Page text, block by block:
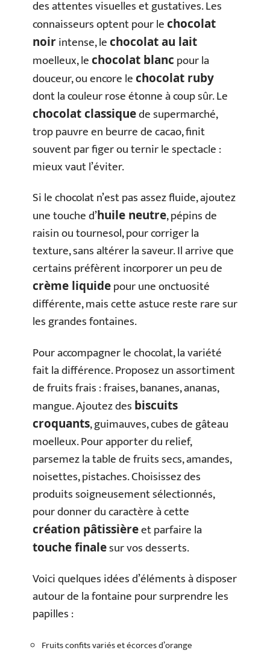
des attentes visuelles et gustatives. Les
connaisseurs optent pour lechocolat
noirintense, lechocolat au lait
moelleux, lechocolat blanc pour la
douceur, ou encore lechocolat ruby
dont la couleur rose étonne à coup sûr. Le
chocolat classiquede supermarché,
trop pauvre en beurre de cacao, finit
souvent par figer ou ternir le spectacle :
mieux vaut l’éviter.
Si le chocolat n’est pas assez fluide, ajoutez
une touche d’huile neutre, pépins de
raisin ou tournesol, pour corriger la
texture, sans altérer la saveur. Il arrive que
certains préfèrent incorporer un peu de
crème liquidepour une onctuosité
différente, mais cette astuce reste rare sur
les grandes fontaines.
Pour accompagner le chocolat, la variété
fait la différence. Proposez un assortiment
de fruits frais : fraises, bananes, ananas,
mangue. Ajoutez des biscuits
croquants, guimauves, cubes de gâteau
moelleux. Pour apporter du relief,
parsemez la table de fruits secs, amandes,
noisettes, pistaches. Choisissez des
produits soigneusement sélectionnés,
pour donner du caractère à cette
création pâtissièreet parfaire la
touche finalesur vos desserts.
Voici quelques idées d’éléments à disposer
autour de la fontaine pour surprendre les
papilles :
Fruits confits variés et écorces d’orange